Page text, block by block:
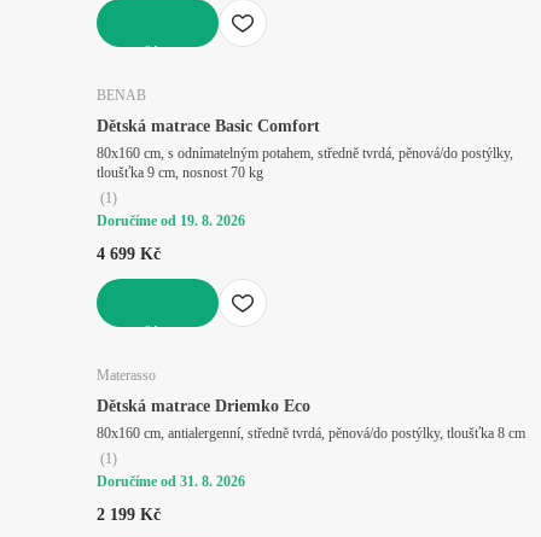
BENAB
Dětská matrace Basic Comfort
80x160 cm, s odnímatelným potahem, středně tvrdá, pěnová/do postýlky,
tloušťka 9 cm, nosnost 70 kg
(1)
Doručíme od 19. 8. 2026
4 699 Kč
Materasso
Dětská matrace Driemko Eco
80x160 cm, antialergenní, středně tvrdá, pěnová/do postýlky, tloušťka 8 cm
(1)
Doručíme od 31. 8. 2026
2 199 Kč